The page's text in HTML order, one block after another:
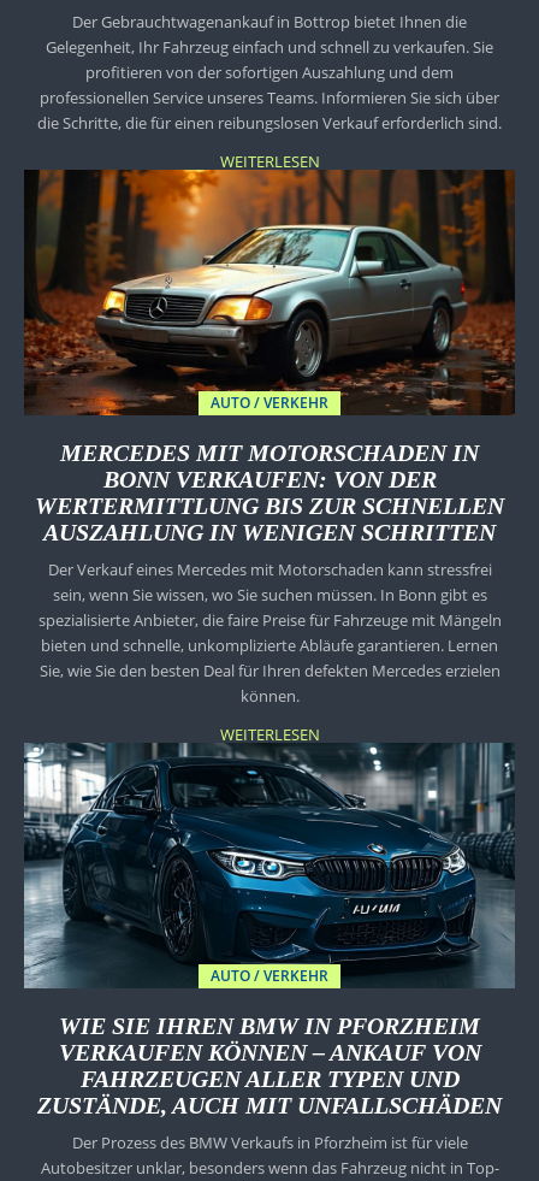
Der Gebrauchtwagenankauf in Bottrop bietet Ihnen die
Gelegenheit, Ihr Fahrzeug einfach und schnell zu verkaufen. Sie
profitieren von der sofortigen Auszahlung und dem
professionellen Service unseres Teams. Informieren Sie sich über
die Schritte, die für einen reibungslosen Verkauf erforderlich sind.
WEITERLESEN
AUTO / VERKEHR
MERCEDES MIT MOTORSCHADEN IN
BONN VERKAUFEN: VON DER
WERTERMITTLUNG BIS ZUR SCHNELLEN
AUSZAHLUNG IN WENIGEN SCHRITTEN
Der Verkauf eines Mercedes mit Motorschaden kann stressfrei
sein, wenn Sie wissen, wo Sie suchen müssen. In Bonn gibt es
spezialisierte Anbieter, die faire Preise für Fahrzeuge mit Mängeln
bieten und schnelle, unkomplizierte Abläufe garantieren. Lernen
Sie, wie Sie den besten Deal für Ihren defekten Mercedes erzielen
können.
WEITERLESEN
AUTO / VERKEHR
WIE SIE IHREN BMW IN PFORZHEIM
VERKAUFEN KÖNNEN – ANKAUF VON
FAHRZEUGEN ALLER TYPEN UND
ZUSTÄNDE, AUCH MIT UNFALLSCHÄDEN
Der Prozess des BMW Verkaufs in Pforzheim ist für viele
Autobesitzer unklar, besonders wenn das Fahrzeug nicht in Top-